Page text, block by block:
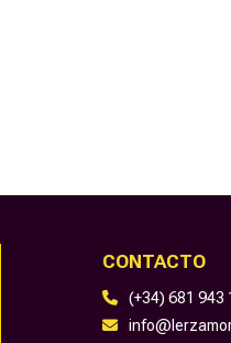
CONTACTO
(+34) 681 943